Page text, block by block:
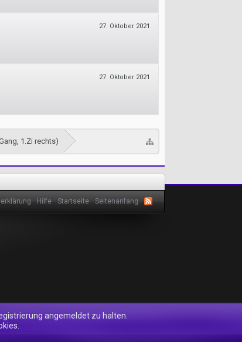
27. Oktober 2021
27. Oktober 2021
1.Zi rechts)
Hilfe Startseite Seitenanfang
angemeldet zu halten.